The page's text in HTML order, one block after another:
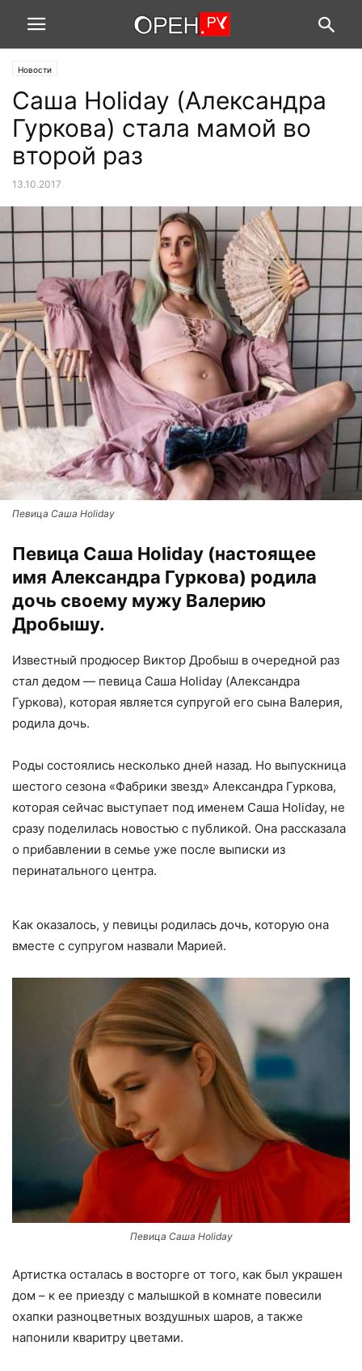
Новости
Саша Holiday (Александра
Гуркова) стала мамой во
второй раз
13.10.2017
Певица Саша Holiday
Певица Саша Holiday (настоящее
имя Александра Гуркова) родила
дочь своему мужу Валерию
Дробышу.
Известный продюсер Виктор Дробыш в очередной раз
стал дедом — певица Саша Holiday (Александра
Гуркова), которая является супругой его сына Валерия,
родила дочь.
Роды состоялись несколько дней назад. Но выпускница
шестого сезона «Фабрики звезд» Александра Гуркова,
которая сейчас выступает под именем Саша Holiday, не
сразу поделилась новостью с публикой. Она рассказала
о прибавлении в семье уже после выписки из
перинатального центра.
Как оказалось, у певицы родилась дочь, которую она
вместе с супругом назвали Марией.
Певица Саша Holiday
Артистка осталась в восторге от того, как был украшен
дом – к ее приезду с малышкой в комнате повесили
охапки разноцветных воздушных шаров, а также
напонили кваритру цветами.